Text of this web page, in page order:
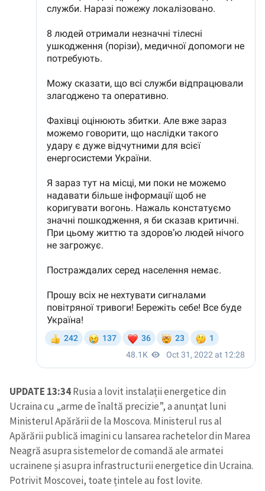
UPDATE 13:34Rusia a lovit instalații energetice din
Ucraina cu „arme de înaltă precizie”, a anunţat luni
Ministerul Apărării de la Moscova. Ministerul rus al
Apărării publică imagini cu lansarea rachetelor din Marea
Neagră asupra sistemelor de comandă ale armatei
ucrainene și asupra infrastructurii energetice din Ucraina.
Potrivit Moscovei, toate țintele au fost lovite.